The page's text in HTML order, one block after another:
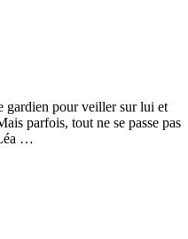
gardien pour veiller sur lui et
parfois, tout ne se passe pas
…